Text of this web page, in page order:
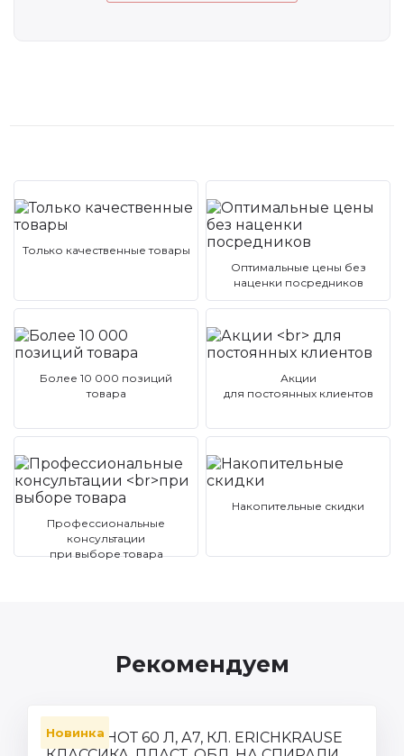
Только качественные товары
Оптимальные цены без
наценки посредников
Более 10 000 позиций
товара
Акции
для постоянных клиентов
Профессиональные
консультации
при выборе товара
Накопительные скидки
Рекомендуем
Новинка